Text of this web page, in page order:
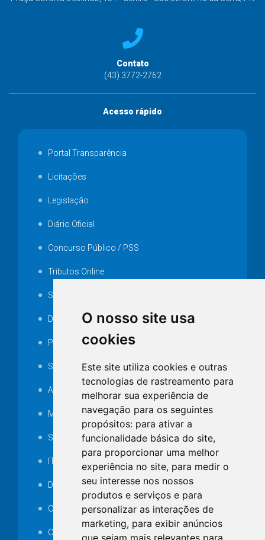
O nosso site usa
cookies
Este site utiliza cookies e outras
tecnologias de rastreamento para
melhorar sua experiência de
navegação para os seguintes
propósitos: para ativar a
funcionalidade básica do site,
para proporcionar uma melhor
experiência no site, para medir o
seu interesse nos nossos
produtos e serviços e para
personalizar as interações de
marketing, para exibir anúncios
que sejam mais relevantes para
Contato
(43) 3772-2762
Acesso rápido
Portal Transparência
Licitações
Legislação
Diário Oficial
Concurso Público / PSS
Tributos Online
Serviços ISS-E
Decretos
Portarias
SAMAE
Audiência pública
MANUTENÇÃO DE ILUMINAÇÃO PÚBLICA
Serviços Técnicos TI
ITR
Desapropriações
Catalogo Eletrônico de Padronização
Consórcios Municipais